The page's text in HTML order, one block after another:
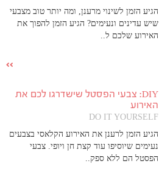
הגיע הזמן לשינוי מרענן, ומה יותר טוב מצבעי
שיש עדינים ונעימים? הגיע הזמן להפוך את
האירוע שלכם ל..
DIY: צבעי הפסטל שישדרגו לכם את
האירוע
DO IT YOURSELF
הגיע הזמן לרענן את האירוע הקלאסי בצבעים
נעימים שיוסיפו עוד קצת חן ויופי. צבעי
הפסטל הם ללא ספק..